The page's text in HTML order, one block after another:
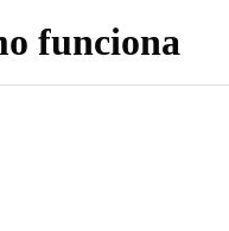
funciona